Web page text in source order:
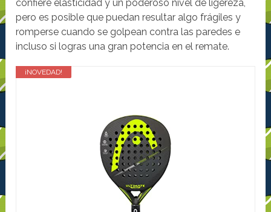
confiere elasticidad y un poderoso nivel de ligereza,
pero es posible que puedan resultar algo frágiles y
romperse cuando se golpean contra las paredes e
incluso si logras una gran potencia en el remate.
¡NOVEDAD!